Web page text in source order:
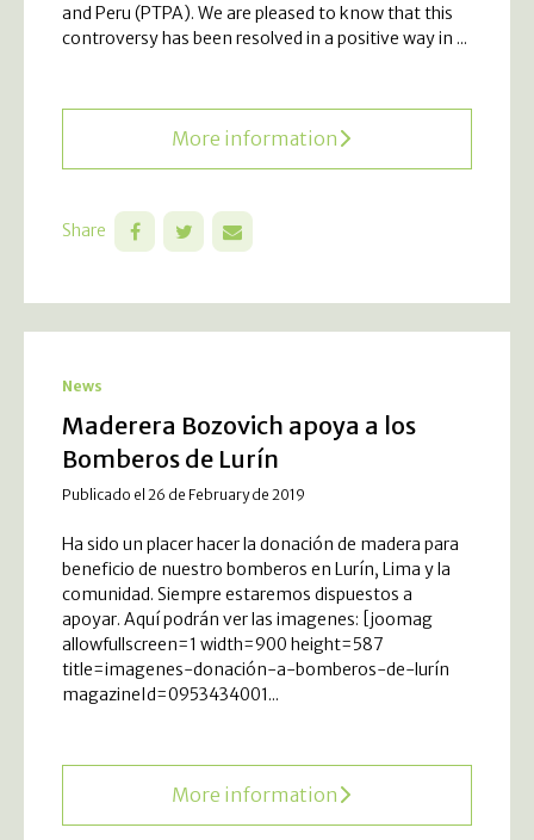
and Peru (PTPA). We are pleased to know that this
controversy has been resolved in a positive way in ...
More information
Share
News
Maderera Bozovich apoya a los
Bomberos de Lurín
Publicado el 26 de February de 2019
Ha sido un placer hacer la donación de madera para
beneficio de nuestro bomberos en Lurín, Lima y la
comunidad. Siempre estaremos dispuestos a
apoyar. Aquí podrán ver las imagenes: [joomag
allowfullscreen=1 width=900 height=587
title=imagenes-donación-a-bomberos-de-lurín
magazineId=0953434001...
More information